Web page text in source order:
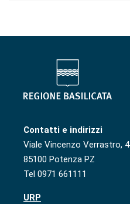
Contatti e indirizzi
Viale Vincenzo Verrastro, 4
85100 Potenza PZ
Tel 0971 661111
URP